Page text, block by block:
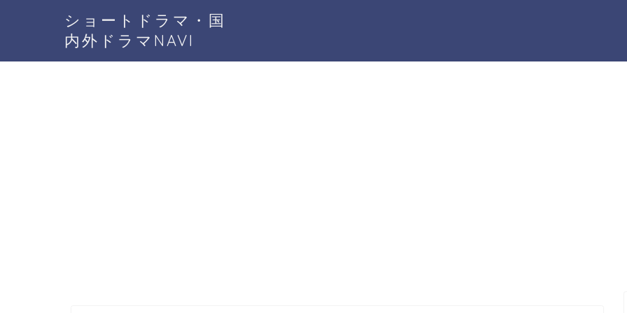
ショートドラマ・国
内外ドラマNAVI